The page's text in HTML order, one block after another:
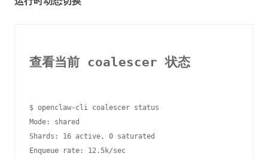
查看当前 coalescer 状态
$ openclaw-cli coalescer status
Mode: shared
Shards: 16 active, 0 saturated
Enqueue rate: 12.5k/sec